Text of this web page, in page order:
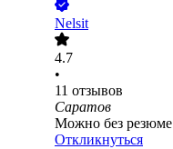
Nelsit
4.7
•
11 отзывов
Саратов
Можно без резюме
Откликнуться